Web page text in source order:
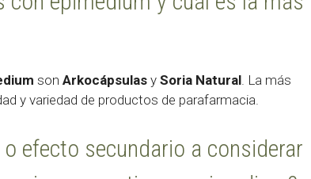
son Arkocápsulas y Soria Natural. La más
y variedad de productos de parafarmacia.
efecto secundario a considerar